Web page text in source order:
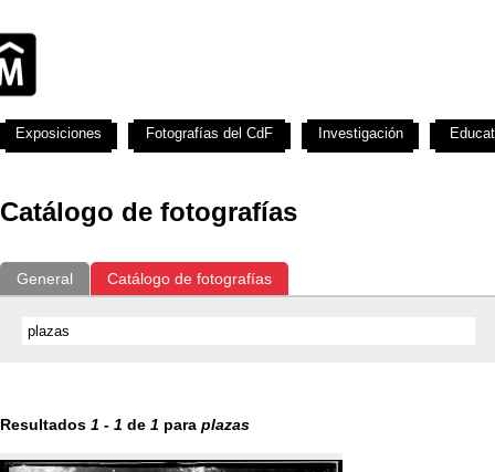
Catálogo de fotografías
General Catálogo de fotografías
Resultados 1 - 1 de 1 para plazas
Exposiciones Fotografías del CdF Investigación